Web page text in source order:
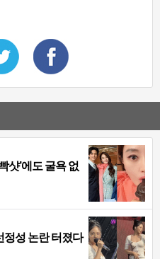
샷’에도 굴욕 없
성 논란 터졌다